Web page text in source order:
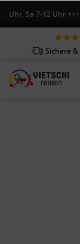
Uhr, Sa 7-12 Uhr
Sichere